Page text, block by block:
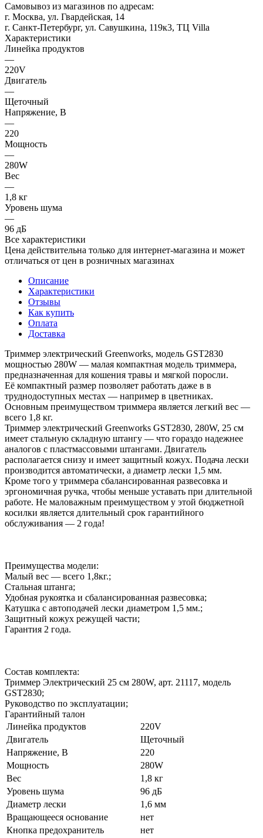
Самовывоз из магазинов по адресам:
г. Москва, ул. Гвардейская, 14
г. Санкт-Петербург, ул. Савушкина, 119к3, ТЦ Villa
Характеристики
Линейка продуктов
—
220V
Двигатель
—
Щеточный
Напряжение, В
—
220
Мощность
—
280W
Вес
—
1,8 кг
Уровень шума
—
96 дБ
Все характеристики
Цена действительна только для интернет-магазина и может
отличаться от цен в розничных магазинах
Описание
Характеристики
Отзывы
Как купить
Оплата
Доставка
Триммер электрический Greenworks, модель GST2830
мощностью 280W — малая компактная модель триммера,
предназначенная для кошения травы и мягкой поросли.
Её компактный размер позволяет работать даже в в
труднодоступных местах — например в цветниках.
Основным преимуществом триммера является легкий вес —
всего 1,8 кг.
Триммер электрический Greenworks GST2830, 280W, 25 см
имеет стальную складную штангу — что гораздо надежнее
аналогов с пластмассовыми штангами. Двигатель
располагается снизу и имеет защитный кожух. Подача лески
производится автоматически, а диаметр лески 1,5 мм.
Кроме того у триммера сбалансированная развесовка и
эргономичная ручка, чтобы меньше уставать при длительной
работе. Не маловажным преимуществом у этой бюджетной
косилки является длительный срок гарантийного
обслуживания — 2 года!
Преимущества модели:
Малый вес — всего 1,8кг.;
Стальная штанга;
Удобная рукоятка и сбалансированная развесовка;
Катушка с автоподачей лески диаметром 1,5 мм.;
Защитный кожух режущей части;
Гарантия 2 года.
Состав комплекта:
Триммер Электрический 25 см 280W, арт. 21117, модель
GST2830;
Руководство по эксплуатации;
Гарантийный талон
Линейка продуктов
220V
Двигатель
Щеточный
Напряжение, В
220
Мощность
280W
Вес
1,8 кг
Уровень шума
96 дБ
Диаметр лески
1,6 мм
Вращающееся основание
нет
Кнопка предохранитель
нет